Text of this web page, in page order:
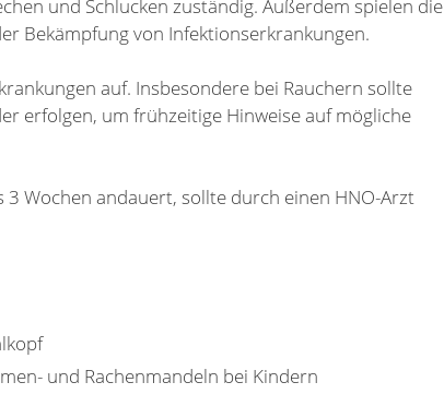
und Schlucken zuständig. Außerdem spielen die
Bekämpfung von Infektionserkrankungen.
auf. Insbesondere bei Rauchern sollte
erfolgen, um frühzeitige Hinweise auf mögliche
3 Wochen andauert, sollte durch einen HNO-Arzt
und Rachenmandeln bei Kindern